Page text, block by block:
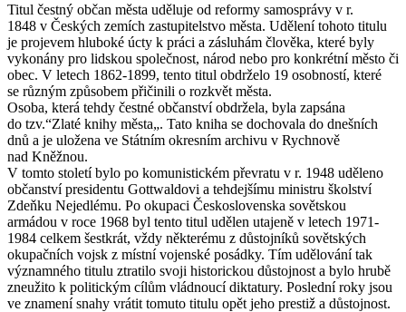
Titul čestný občan města uděluje od reformy samosprávy v r.
1848 v Českých zemích zastupitelstvo města. Udělení tohoto titulu
je projevem hluboké úcty k práci a zásluhám člověka, které byly
vykonány pro lidskou společnost, národ nebo pro konkrétní město či
obec. V letech 1862-1899, tento titul obdrželo 19 osobností, které
se různým způsobem přičinili o rozkvět města.
Osoba, která tehdy čestné občanství obdržela, byla zapsána
do tzv.“Zlaté knihy města„. Tato kniha se dochovala do dnešních
dnů a je uložena ve Státním okresním archivu v Rychnově
nad Kněžnou.
V tomto století bylo po komunistickém převratu v r. 1948 uděleno
občanství presidentu Gottwaldovi a tehdejšímu ministru školství
Zdeňku Nejedlému. Po okupaci Československa sovětskou
armádou v roce 1968 byl tento titul udělen utajeně v letech 1971-
1984 celkem šestkrát, vždy některému z důstojníků sovětských
okupačních vojsk z místní vojenské posádky. Tím udělování tak
významného titulu ztratilo svoji historickou důstojnost a bylo hrubě
zneužito k politickým cílům vládnoucí diktatury. Poslední roky jsou
ve znamení snahy vrátit tomuto titulu opět jeho prestiž a důstojnost.